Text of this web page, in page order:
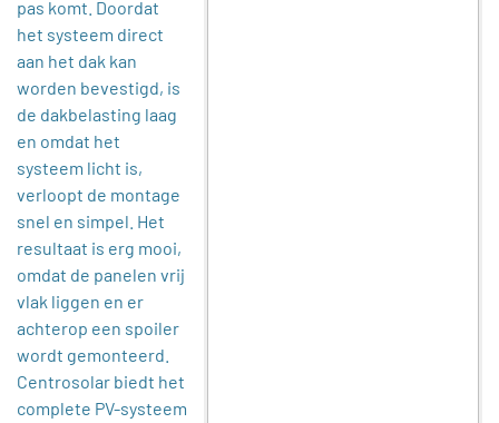
pas komt. Doordat
het systeem direct
aan het dak kan
worden bevestigd, is
de dakbelasting laag
en omdat het
systeem licht is,
verloopt de montage
snel en simpel. Het
resultaat is erg mooi,
omdat de panelen vrij
vlak liggen en er
achterop een spoiler
wordt gemonteerd.
Centrosolar biedt het
complete PV-systeem